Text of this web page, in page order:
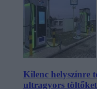
Kilenc helyszínre
ultragyors